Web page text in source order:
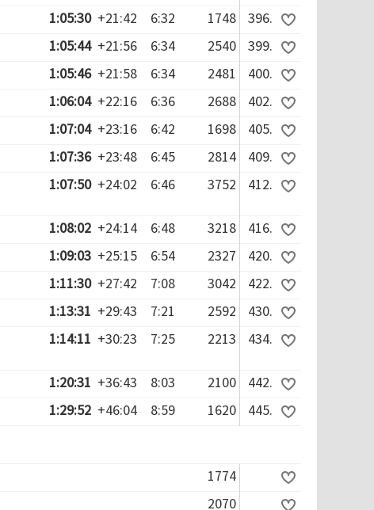
1:05:30 +21:42 6:32 1748
396.
1:05:44 +21:56 6:34 2540
399.
1:05:46 +21:58 6:34 2481
400.
1:06:04 +22:16 6:36 2688
402.
1:07:04 +23:16 6:42 1698
405.
1:07:36 +23:48 6:45 2814
409.
1:07:50 +24:02 6:46 3752 412.
1:08:02 +24:14 6:48 3218
416.
1:09:03 +25:15 6:54 2327
420.
1:11:30 +27:42 7:08 3042
422.
1:13:31 +29:43 7:21 2592
430.
1:14:11 +30:23 7:25 2213 434.
1:20:31 +36:43 8:03 2100
442.
1:29:52 +46:04 8:59 1620 445.
1774
2070